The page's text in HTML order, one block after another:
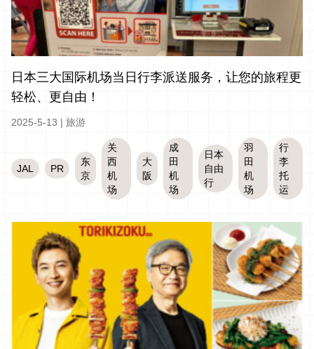
日本三大国际机场当日行李派送服务，让您的旅程更
轻松、更自由！
2025-5-13 | 旅游
JAL PR
东
京
关
西
机
场
大
阪
成
田
机
场
日本
自由
行
羽
田
机
场
行
李
托
运